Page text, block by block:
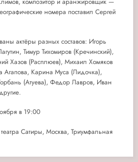
номера поставил Сергей
актёры разных составов: Игорь
Тимур Тихомиров (Кречинский),
Хазов (Расплюев), Михаил Хомяков
Агапова, Карина Муса (Лидочка),
(Атуева), Федор Лавров, Иван
в 19:00
Сатиры, Москва, Триумфальная